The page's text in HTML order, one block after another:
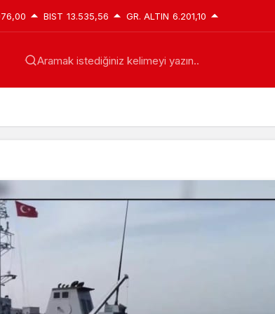
BIST 13.535,56 GR. ALTIN 6.201,10
Aramak istediğiniz kelimeyi yazın..